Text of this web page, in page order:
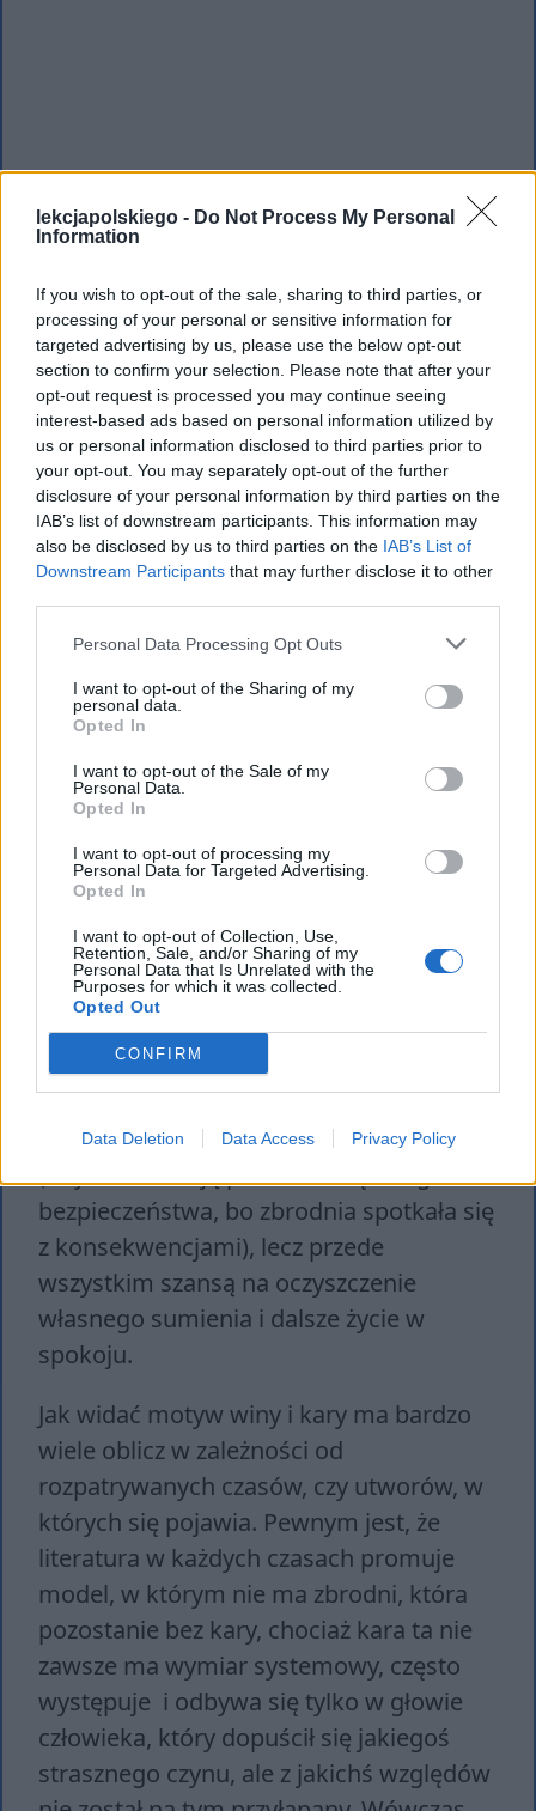
lekcjapolskiego - Do Not Process My Personal
Information
If you wish to opt-out of the sale, sharing to third parties, or
processing of your personal or sensitive information for
targeted advertising by us, please use the below opt-out
section to confirm your selection. Please note that after your
opt-out request is processed you may continue seeing
interest-based ads based on personal information utilized by
us or personal information disclosed to third parties prior to
your opt-out. You may separately opt-out of the further
disclosure of your personal information by third parties on the
IAB’s list of downstream participants. This information may
also be disclosed by us to third parties on the IAB’s List of
Downstream Participants that may further disclose it to other
Personal Data Processing Opt Outs
I want to opt-out of the Sharing of my
personal data.
Opted In
I want to opt-out of the Sale of my
Personal Data.
Opted In
I want to opt-out of processing my
Personal Data for Targeted Advertising.
Opted In
I want to opt-out of Collection, Use,
Retention, Sale, and/or Sharing of my
Personal Data that Is Unrelated with the
Purposes for which it was collected.
Opted Out
CONFIRM
Data Deletion Data Access Privacy Policy
Rodion Raskolnikow zamordował dwie
kobiety z bardzo niskich pobudek,
myśląc, że jest człowiekiem lepszym od
nich, co daje mu prawo decydować o ich
życiu. Okazało się jednak, że ten młody i
swoje siły psychiczne, ponieważ wyrzuty
sumienia spadły na niego z mocą, której
nie był w stanie przewidzieć.
Doprowadzony na skraj obłędu, spotkał
na swojej drodze Sonię, młodocianą
prostytutkę i tylko dzięki jej zrozumieniu i
miłości dał się przekonać, że przyznanie
się do winy i odbycie kary (pokuty) jest
jedyną drogą powrotu do jakkolwiek
normalnej i spokojnej egzystencji.
Raskolnikow na własnej skórze
doświadczył więc, że odbycie kary jest nie
tylko gwarancją komfortu społecznego
(obywatele mają poczucie większego
bezpieczeństwa, bo zbrodnia spotkała się
z konsekwencjami), lecz przede
wszystkim szansą na oczyszczenie
własnego sumienia i dalsze życie w
spokoju.
Jak widać motyw winy i kary ma bardzo
wiele oblicz w zależności od
rozpatrywanych czasów, czy utworów, w
których się pojawia. Pewnym jest, że
literatura w każdych czasach promuje
model, w którym nie ma zbrodni, która
pozostanie bez kary, chociaż kara ta nie
zawsze ma wymiar systemowy, często
występuje i odbywa się tylko w głowie
człowieka, który dopuścił się jakiegoś
strasznego czynu, ale z jakichś względów